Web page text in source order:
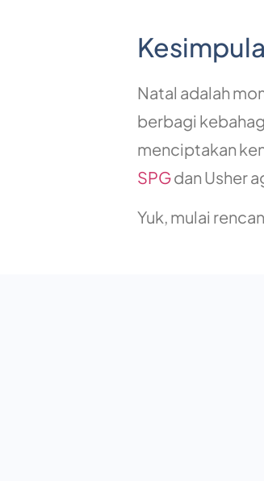
Natal adalah
berbagi
menciptakan
SPGdan Usher
Yuk, mulai